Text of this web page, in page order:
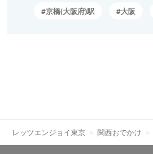
京橋(大阪府)駅 大阪
レッツエンジョイ東京 関西おでかけ